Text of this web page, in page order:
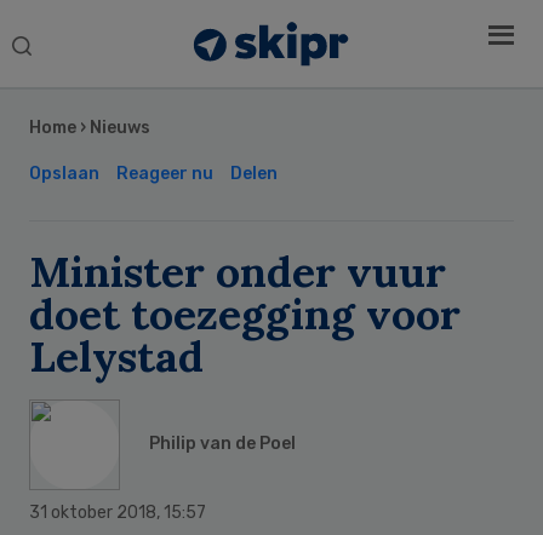
Search
Home › Nieuws
Opslaan Reageer nu Delen
Minister onder vuur
doet toezegging voor
Lelystad
Philip van de Poel
31 oktober 2018, 15:57
Sidebar